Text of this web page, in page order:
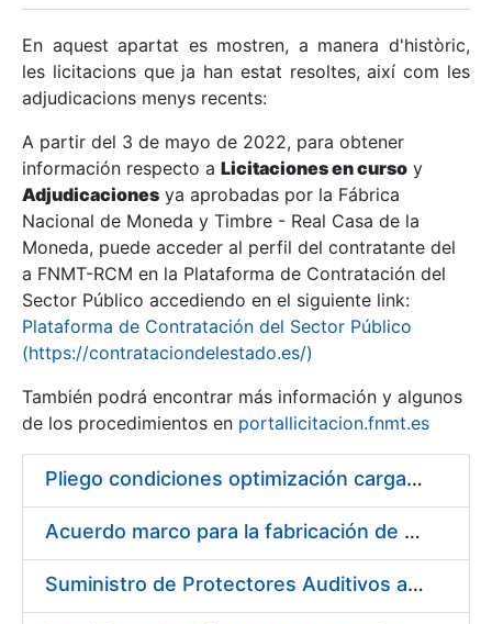
Mostra/Amaga
Mostra/Amaga
Mostra/Amaga
En aquest apartat es mostren, a manera d'històric,
les licitacions que ja han estat resoltes, així com les
adjudicacions menys recents:
A partir del 3 de mayo de 2022, para obtener
información respecto a Licitaciones en curso y
Adjudicaciones ya aprobadas por la Fábrica
Nacional de Moneda y Timbre - Real Casa de la
Moneda, puede acceder al perfil del contratante del
a FNMT-RCM en la Plataforma de Contratación del
Sector Público accediendo en el siguiente link:
Plataforma de Contratación del Sector Público
(https://contrataciondelestado.es/)
También podrá encontrar más información y algunos
de los procedimientos en portallicitacion.fnmt.es
Pliego condiciones optimización cargas compras firmado
Acuerdo marco para la fabricación de piezas
Suministro de Protectores Auditivos a medida para las personas trabajadoras de los Centros de Trabajo de Madrid y Burgos